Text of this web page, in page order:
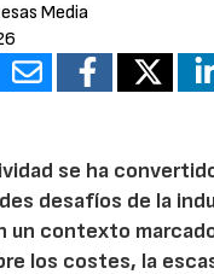
Media
se ha
desafíos de la
un contexto
los costes, la